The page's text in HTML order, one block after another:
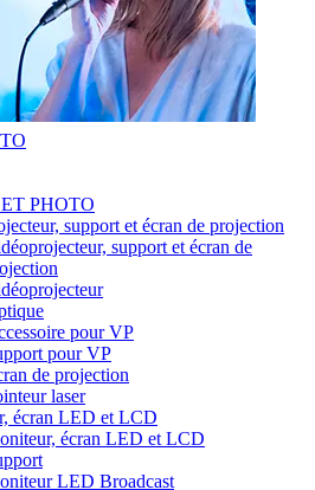
PHOTO
support et écran de projection
support et écran de
pour VP
pour VP
de projection
laser
écran LED et LCD
écran LED et LCD
LED Broadcast